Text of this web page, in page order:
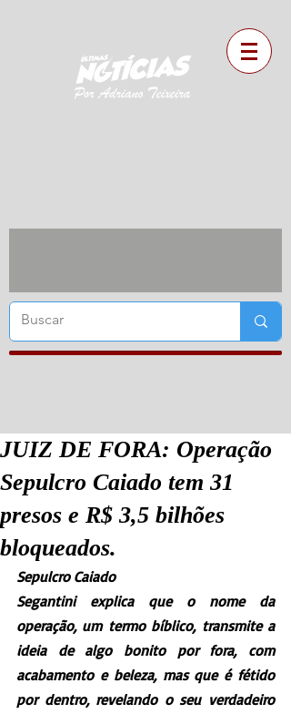
JUIZ DE FORA: Operação
Sepulcro Caiado tem 31
presos e R$ 3,5 bilhões
bloqueados.
Sepulcro Caiado
Segantini explica que o nome da
operação, um termo bíblico, transmite a
ideia de algo bonito por fora, com
acabamento e beleza, mas que é fétido
por dentro, revelando o seu verdadeiro